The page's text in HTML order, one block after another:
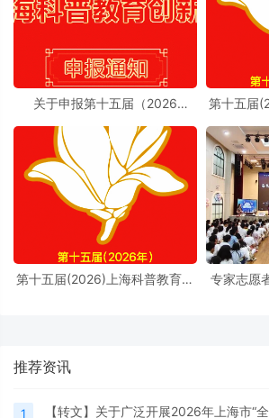
关于申报第十五届（2026
知
第十五届
第十五届(2026)上海科普教育创
专家志愿
推荐资讯
1 【转文】关于广泛开展2026年上海市“